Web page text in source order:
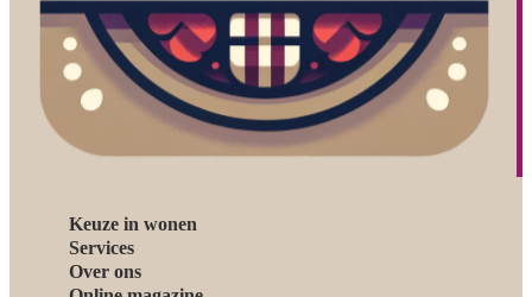
Keuze in wonen
Services
Over ons